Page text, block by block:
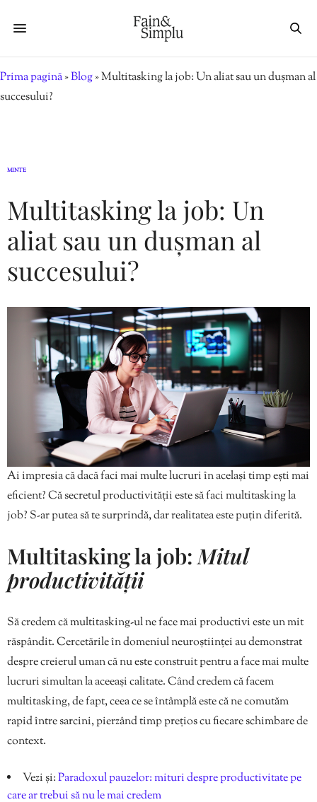
Prima pagină»Blog»Multitasking la job: Un aliat sau un dușman al
succesului?
MINTE
Multitasking la job: Un
aliat sau un dușman al
succesului?
Ai impresia că dacă faci mai multe lucruri în același timp ești mai
eficient? Că secretul productivității este să faci multitasking la
job? S-ar putea să te surprindă, dar realitatea este puțin diferită.
Multitasking la job:Mitul
productivității
Să credem că multitasking-ul ne face mai productivi este un mit
răspândit. Cercetările în domeniul neuroștiinței au demonstrat
despre creierul uman că nu este construit pentru a face mai multe
lucruri simultan la aceeași calitate. Când credem că facem
multitasking, de fapt, ceea ce se întâmplă este că ne comutăm
rapid între sarcini, pierzând timp prețios cu fiecare schimbare de
context.
Vezi și:Paradoxul pauzelor: mituri despre productivitate pe
care ar trebui să nu le mai credem